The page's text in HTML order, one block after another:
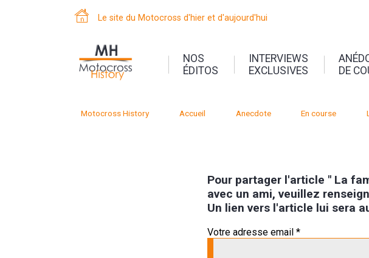
Le site du Motocross d'hier et d'aujourd'hui
NOS
ÉDITOS
INTERVIEWS
EXCLUSIVES
DE
Motocross History Accueil Anecdote En course
Pour partager l'article " La
avec un ami, veuillez
Un lien vers l'article lui sera
Votre adresse email *